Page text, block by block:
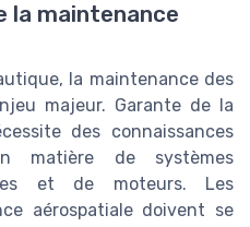
la maintenance
la maintenance des
majeur. Garante de la
des connaissances
matière de systèmes
et de moteurs. Les
aérospatiale doivent se